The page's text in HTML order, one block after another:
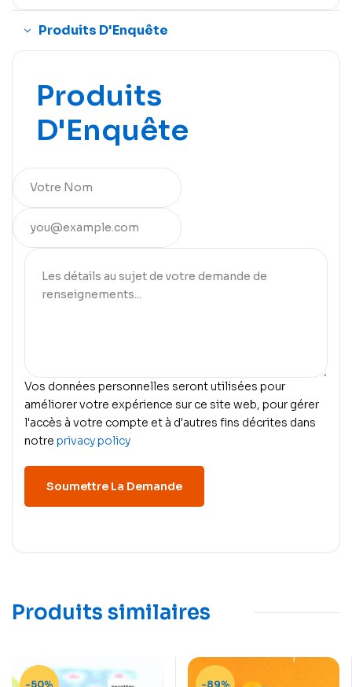
Produits D'Enquête
Produits
D'Enquête
Vos données personnelles seront utilisées pour
améliorer votre expérience sur ce site web, pour gérer
l'accès à votre compte et à d'autres fins décrites dans
notre privacy policy
Produits similaires
-50% -89%